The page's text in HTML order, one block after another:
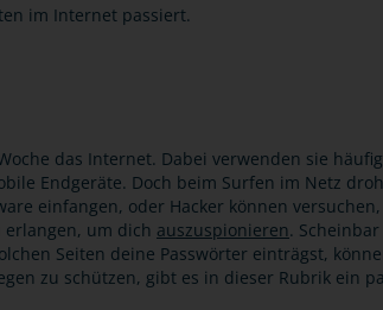
das Internet. Dabei verwenden sie häufig
Endgeräte. Doch beim Surfen im Netz
einfangen, oder Hacker können
erlangen, um dich auszuspionieren.
Seiten deine Passwörter einträgst,
zu schützen, gibt es in dieser Rubrik ein